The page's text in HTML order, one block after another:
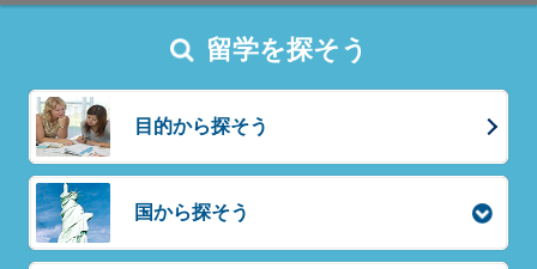
留学を探そう
目的から探そう
国から探そう